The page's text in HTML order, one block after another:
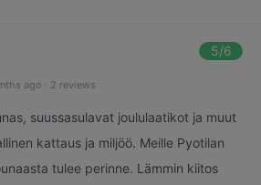
5/6
ago · 2 reviews
suussasulavat joululaatikot ja muut
kattaus ja miljöö. Meille Pyotilan
tulee perinne. Lämmin kiitos